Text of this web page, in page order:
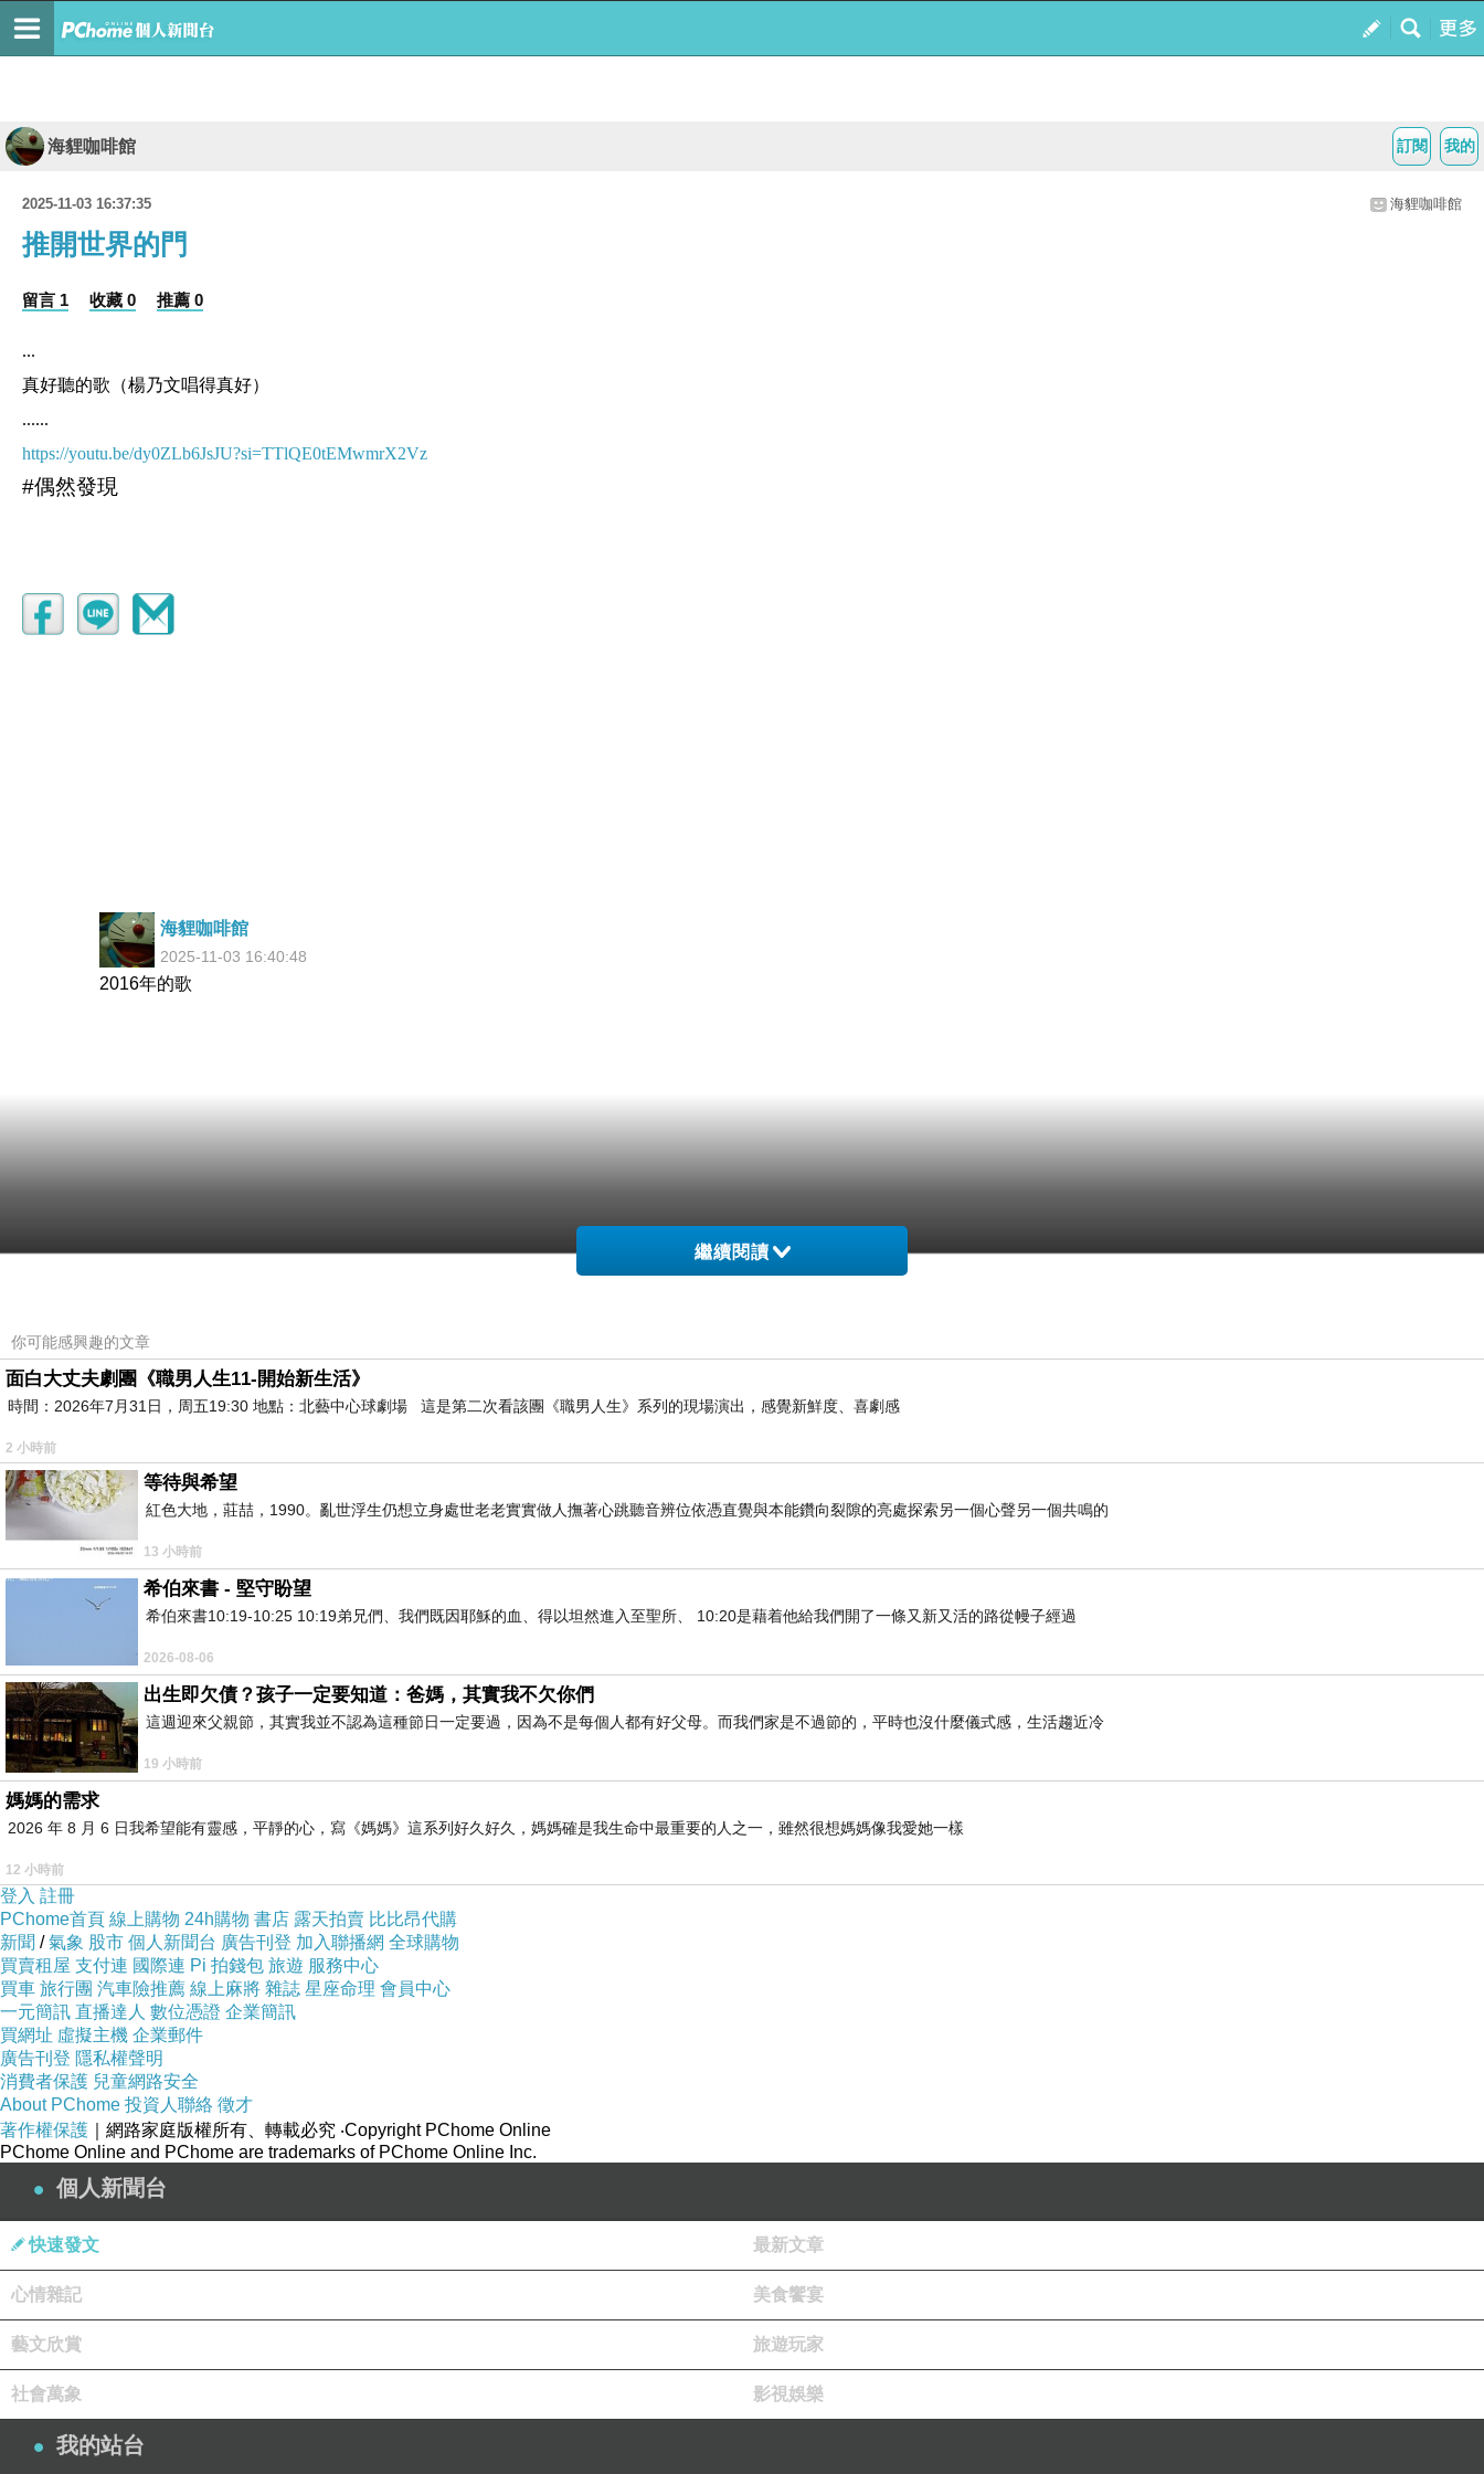
我的
訂閱
海貍咖啡館
2025-11-03 16:37:35 海貍咖啡館
推開世界的門
留言 1 收藏 0 推薦 0
...
真好聽的歌（楊乃文唱得真好）
......
https://youtu.be/dy0ZLb6JsJU?si=TTlQE0tEMwmrX2Vz
#偶然發現
海貍咖啡館
2025-11-03 16:40:48
2016年的歌
繼續閱讀
你可能感興趣的文章
面白大丈夫劇團《職男人生11-開始新生活》
時間：2026年7月31日，周五19:30 地點：北藝中心球劇場 這是第二次看該團《職男人生》系列的現場演出，感覺新鮮度、喜劇感
2 小時前
等待與希望
紅色大地，莊喆，1990。亂世浮生仍想立身處世老老實實做人撫著心跳聽音辨位依憑直覺與本能鑽向裂隙的亮處探索另一個心聲另一個共鳴的
13 小時前
希伯來書 - 堅守盼望
希伯來書10:19-10:25 10:19弟兄們、我們既因耶穌的血、得以坦然進入至聖所、 10:20是藉着他給我們開了一條又新又活的路從幔子經過
2026-08-06
出生即欠債？孩子一定要知道：爸媽，其實我不欠你們
這週迎來父親節，其實我並不認為這種節日一定要過，因為不是每個人都有好父母。而我們家是不過節的，平時也沒什麼儀式感，生活趨近冷
19 小時前
媽媽的需求
2026 年 8 月 6 日我希望能有靈感，平靜的心，寫《媽媽》這系列好久好久，媽媽確是我生命中最重要的人之一，雖然很想媽媽像我愛她一樣
12 小時前
登入 註冊
PChome首頁 線上購物 24h購物 書店 露天拍賣 比比昂代購
新聞 /氣象 股市 個人新聞台 廣告刊登 加入聯播網 全球購物
買賣租屋 支付連 國際連 Pi 拍錢包 旅遊 服務中心
買車 旅行團 汽車險推薦 線上麻將 雜誌 星座命理 會員中心
一元簡訊 直播達人 數位憑證 企業簡訊
買網址 虛擬主機 企業郵件
廣告刊登 隱私權聲明
消費者保護 兒童網路安全
About PChome 投資人聯絡 徵才
著作權保護 ｜網路家庭版權所有、轉載必究 ‧Copyright PChome Online
PChome Online and PChome are trademarks of PChome Online Inc.
個人新聞台
快速發文 最新文章
心情雜記 美食饗宴
藝文欣賞 旅遊玩家
社會萬象 影視娛樂
我的站台